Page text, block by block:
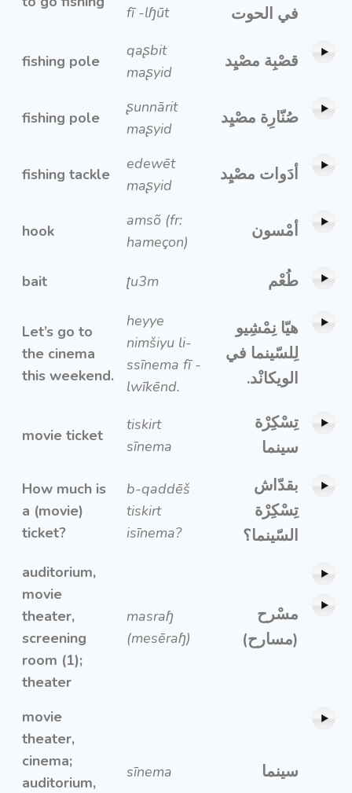
fī -lɧūt في الحوت
fishing pole
qaʂbit
maʂyid
قصْبِة مصْيِد
fishing pole
ʂunnārit
maʂyid
صُنّارِة مصْيِد
fishing tackle
edewēt
maʂyid
أدَوات مصْيِد
hook
amsõ (fr:
hameçon)
أمْسون
bait ʈu3m طُعْم
Let’s go to
the cinema
this weekend.
heyye
nimšiyu li-
ssīnema fī -
lwīkēnd.
هيّا نِمْشِيو
لِلسّينما في
الويكانْد.
movie ticket
tiskirt
sīnema
تِسْكِرْة
سينما
How much is
a (movie)
ticket?
b-qaddēš
tiskirt
isīnema?
بقدّاش
تِسْكِرْة
السّينما؟
auditorium,
movie
theater,
screening
room (1);
theater
masraɧ
(mesēraɧ)
مسْرح
(مسارح)
movie
theater,
cinema;
auditorium,
sīnema سينما